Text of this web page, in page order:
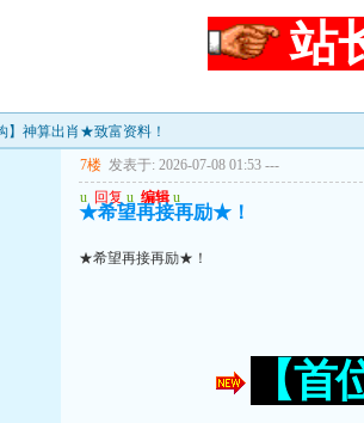
站
】神算出肖★致富资料！
7楼 发表于: 2026-07-08 01:53 ---
u 回复 u 编辑 u
★希望再接再励★！
★希望再接再励★！
【